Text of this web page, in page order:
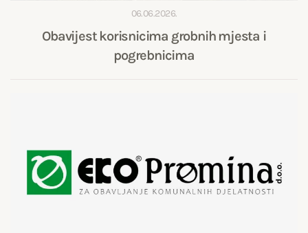
06.06.2026.
Obavijest korisnicima grobnih mjesta i
pogrebnicima